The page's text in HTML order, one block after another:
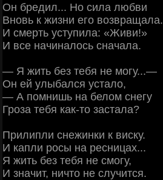
Он бредил... Но сила любви
Вновь к жизни его возвращала.
И смерть уступила: «Живи!»
И все начиналось сначала.
— Я жить без тебя не могу...—
Он ей улыбался устало,
— А помнишь на белом снегу
Гроза тебя как-то застала?
Прилипли снежинки к виску.
И капли росы на ресницах...
Я жить без тебя не смогу,
И значит, ничто не случится.